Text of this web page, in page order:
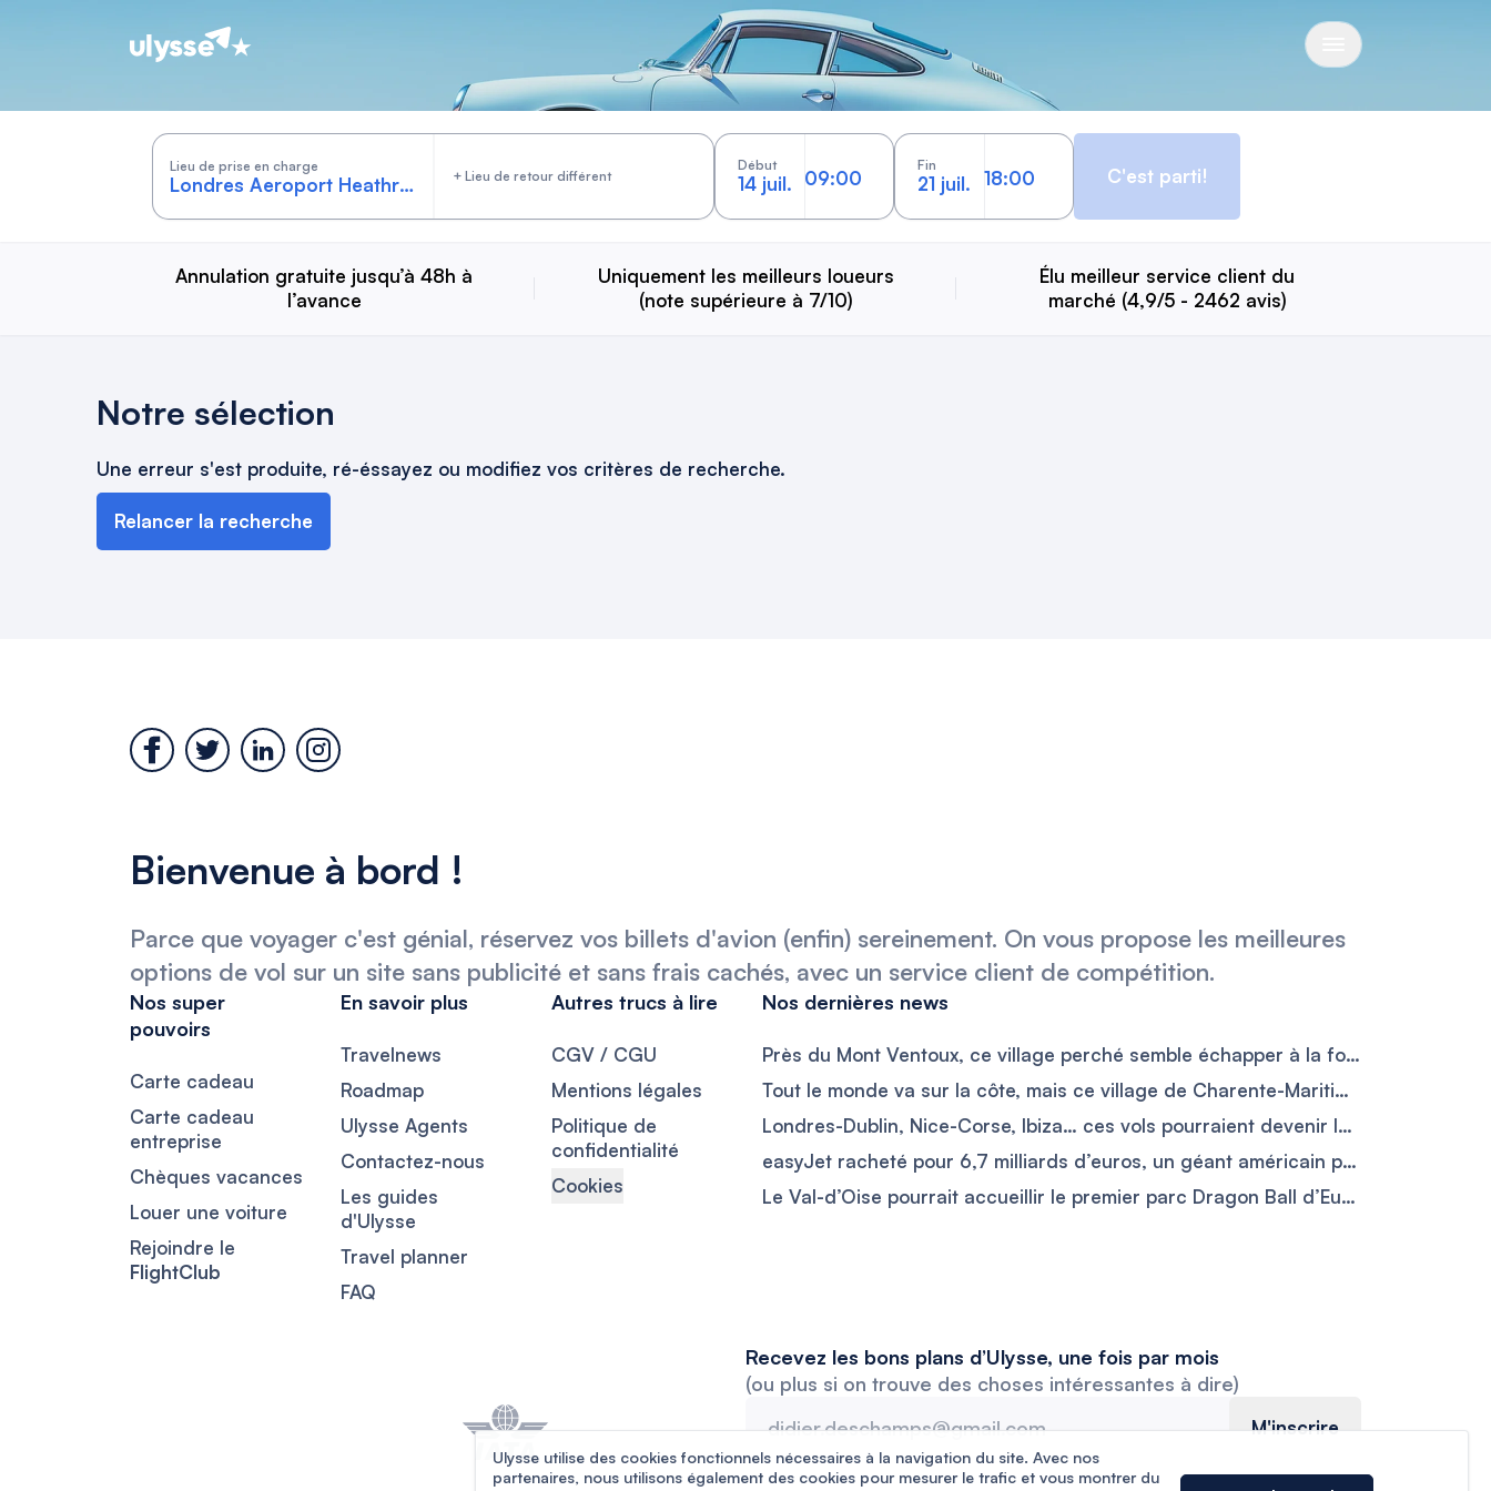
Lieu de prise en charge
+ Lieu de retour différent
Début
14 juil.
Fin
21 juil. C'est parti!
Annulation gratuite jusqu’à 48h à
l’avance
Uniquement les meilleurs loueurs
(note supérieure à 7/10)
Élu meilleur service client du
marché (4,9/5 - 2462 avis)
Notre sélection
Une erreur s'est produite, ré-éssayez ou modifiez vos critères de recherche.
Relancer la recherche
Ulysse utilise des cookies fonctionnels nécessaires à la navigation du site. Avec nos
partenaires, nous utilisons également des cookies pour mesurer le trafic et vous montrer du
Bienvenue à bord !
Parce que voyager c'est génial, réservez vos billets d'avion (enfin) sereinement. On vous propose les meilleures
options de vol sur un site sans publicité et sans frais cachés, avec un service client de compétition.
Nos super
pouvoirs
Carte cadeau
Carte cadeau
entreprise
Chèques vacances
Louer une voiture
Rejoindre le
FlightClub
En savoir plus
Travelnews
Roadmap
Ulysse Agents
Contactez-nous
Les guides
d'Ulysse
Travel planner
FAQ
Autres trucs à lire
CGV / CGU
Mentions légales
Politique de
confidentialité
Cookies
Nos dernières news
Près du Mont Ventoux, ce village perché semble échapper à la fournaise provençale entre ruelles fraîches sous les 25 °C et vieilles pierres
Tout le monde va sur la côte, mais ce village de Charente-Maritime cache l’alternative parfaite avec ses activités aquatiques
Londres-Dublin, Nice-Corse, Ibiza… ces vols pourraient devenir les premiers trajets en avion électrique
easyJet racheté pour 6,7 milliards d’euros, un géant américain prend les commandes de la compagnie
Le Val-d’Oise pourrait accueillir le premier parc Dragon Ball d’Europe sur les ruines de Mirapolis
Recevez les bons plans d’Ulysse, une fois par mois
(ou plus si on trouve des choses intéressantes à dire)
M'inscrire